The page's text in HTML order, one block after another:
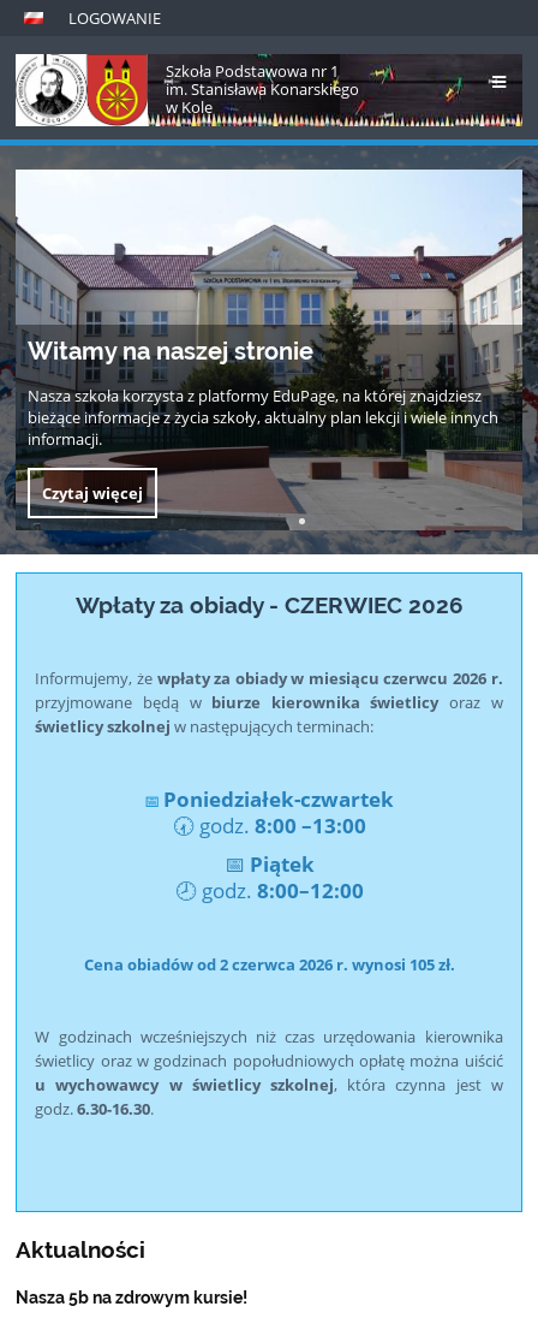
LOGOWANIE
Szkoła Podstawowa nr 1
im. Stanisława Konarskiego
w Kole
Witamy na naszej stronie
Nasza szkoła korzysta z platformy EduPage, na której znajdziesz
bieżące informacje z życia szkoły, aktualny plan lekcji i wiele innych
informacji.
Czytaj więcej
Wpłaty za obiady - CZERWIEC 2026
Informujemy, że wpłaty za obiady w miesiącu czerwcu 2026 r.
przyjmowane będą w biurze kierownika świetlicyoraz w
świetlicy szkolnej w następujących terminach:
📅 Poniedziałek-czwartek
🕢 godz. 8:00 –13:00
📅 Piątek
🕗 godz. 8:00–12:00
Cena obiadów od 2 czerwca 2026 r. wynosi 105 zł.
W godzinach wcześniejszych niż czas urzędowania kierownika
świetlicy oraz w godzinach popołudniowych opłatę można uiścić
u wychowawcy w świetlicy szkolnej, która czynna jest w
godz.6.30-16.30.
Aktualności
Nasza 5b na zdrowym kursie!